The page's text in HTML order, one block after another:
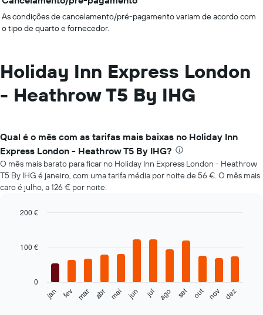
As condições de cancelamento/pré-pagamento variam de acordo com
o tipo de quarto e fornecedor.
Holiday Inn Express London
- Heathrow T5 By IHG
Qual é o mês com as tarifas mais baixas no Holiday Inn
Express London - Heathrow T5 By IHG?
O mês mais barato para ficar no Holiday Inn Express London - Heathrow
T5 By IHG é janeiro, com uma tarifa média por noite de 56 €. O mês mais
caro é julho, a 126 € por noite.
with
jan fev mar abr mai jun jul ago set out nov dez
0
100 €
200 €